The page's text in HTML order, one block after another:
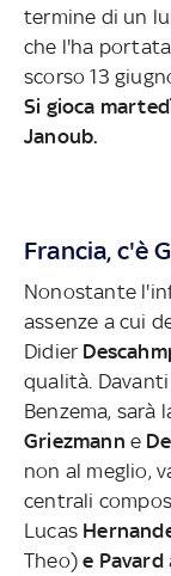
termine di un
che l'ha
scorso 13
Si gioca
Janoub.
Francia, c'è
Nonostante
assenze a cui
Didier
qualità.
Benzema,
Griezmann e
non al meglio,
centrali
Lucas
Theo)e Pavard